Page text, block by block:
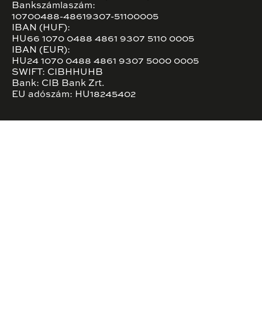
Bankszámlaszám:
10700488-48619307-51100005
IBAN (HUF):
HU66 1070 0488 4861 9307 5110 0005
IBAN (EUR):
HU24 1070 0488 4861 9307 5000 0005
SWIFT: CIBHHUHB
Bank: CIB Bank Zrt.
EU adószám: HU18245402